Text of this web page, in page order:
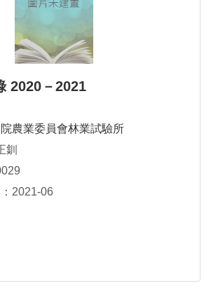
2020－2021
農業委員會林業試驗所
釧
2021-06